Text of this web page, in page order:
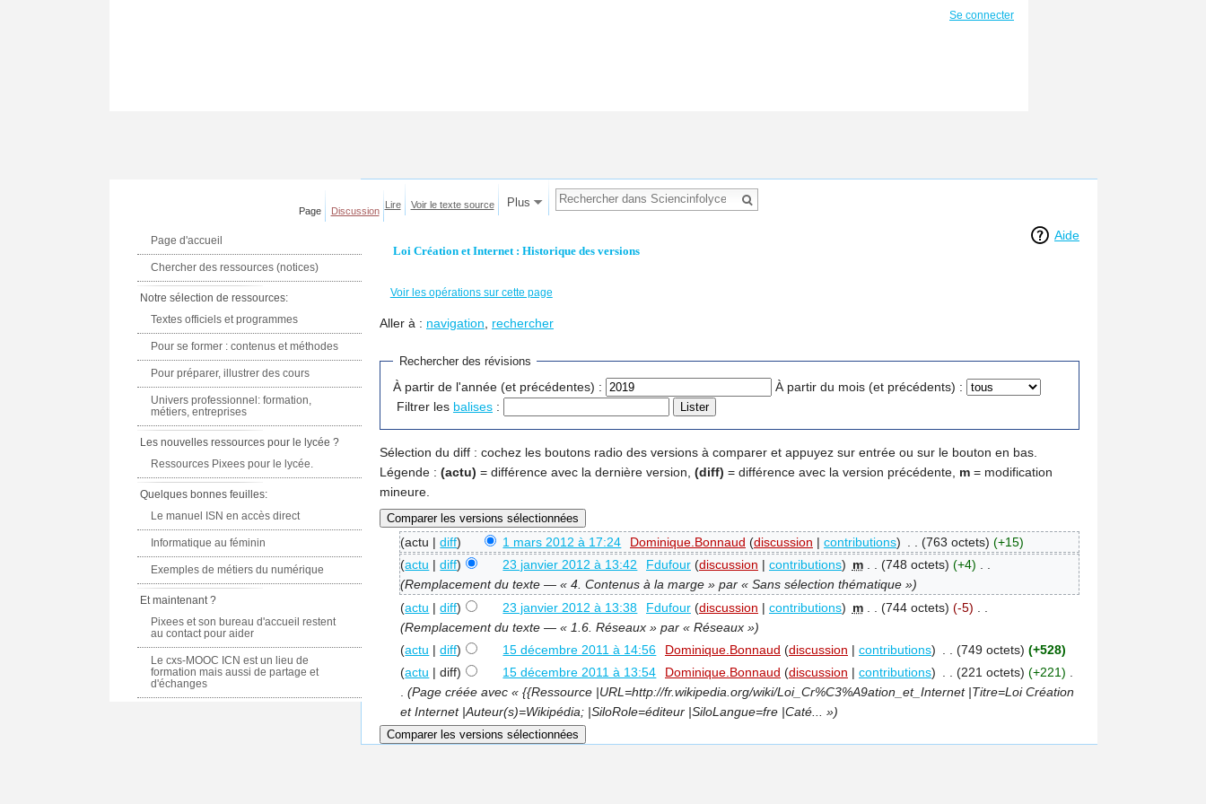
Aide
Loi Création et Internet : Historique des versions
Voir les opérations sur cette page
Aller à : navigation, rechercher
Rechercher des révisions
À partir de l'année (et précédentes) :
À partir du mois (et précédents) :
Filtrer les balises :
Sélection du diff : cochez les boutons radio des versions à comparer et appuyez sur entrée ou sur le bouton en bas.
Légende : (actu) = différence avec la dernière version, (diff) = différence avec la version précédente, m = modification
mineure.
(actu |diff) 1 mars 2012 à 17:24 Dominique.Bonnaud (discussion | contributions) (763 octets) (+15)
(actu |diff) 23 janvier 2012 à 13:42 Fdufour (discussion | contributions) m . . (748 octets) (+4) . .
(Remplacement du texte — « 4. Contenus à la marge » par « Sans sélection thématique »)
(actu |diff) 23 janvier 2012 à 13:38 Fdufour (discussion | contributions) m (744 octets) (-5)
(Remplacement du texte — « 1.6. Réseaux » par « Réseaux »)
(actu |diff) 15 décembre 2011 à 14:56 Dominique.Bonnaud (discussion | contributions) (749 octets) (+528)
(actu | diff) 15 décembre 2011 à 13:54 Dominique.Bonnaud (discussion | contributions) . . (221 octets) (+221) .
. (Page créée avec « {{Ressource |URL=http://fr.wikipedia.org/wiki/Loi_Cr%C3%A9ation_et_Internet |Titre=Loi Création
et Internet |Auteur(s)=Wikipédia; |SiloRole=éditeur |SiloLangue=fre |Caté... »)
Se connecter
Page Discussion
Lire Voir le texte source Plus
Page d'accueil
Chercher des ressources (notices)
Notre sélection de ressources:
Textes officiels et programmes
Pour se former : contenus et méthodes
Pour préparer, illustrer des cours
Univers professionnel: formation,
métiers, entreprises
Les nouvelles ressources pour le lycée ?
Ressources Pixees pour le lycée.
Quelques bonnes feuilles:
Le manuel ISN en accès direct
Informatique au féminin
Exemples de métiers du numérique
Et maintenant ?
Pixees et son bureau d'accueil restent
au contact pour aider
Le cxs-MOOC ICN est un lieu de
formation mais aussi de partage et
d'échanges